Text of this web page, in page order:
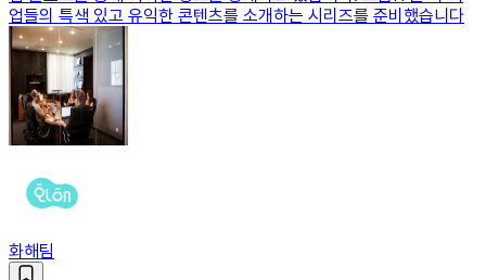
업들의 특색 있고 유익한 콘텐츠를 소개하는 시리즈를 준비했습니다
화해팀